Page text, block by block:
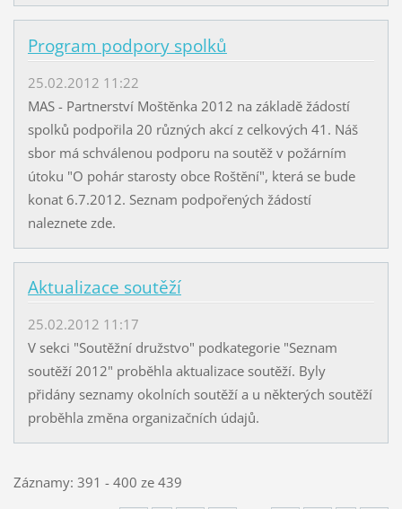
Program podpory spolků
25.02.2012 11:22
MAS - Partnerství Moštěnka 2012 na základě žádostí
spolků podpořila 20 různých akcí z celkových 41. Náš
sbor má schválenou podporu na soutěž v požárním
útoku "O pohár starosty obce Roštění", která se bude
konat 6.7.2012. Seznam podpořených žádostí
naleznete zde.
Aktualizace soutěží
25.02.2012 11:17
V sekci "Soutěžní družstvo" podkategorie "Seznam
soutěží 2012" proběhla aktualizace soutěží. Byly
přidány seznamy okolních soutěží a u některých soutěží
proběhla změna organizačních údajů.
Záznamy: 391 - 400 ze 439